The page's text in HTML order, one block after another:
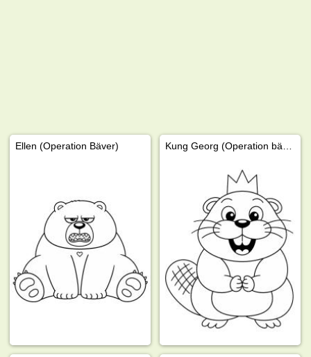
Ellen (Operation Bäver)